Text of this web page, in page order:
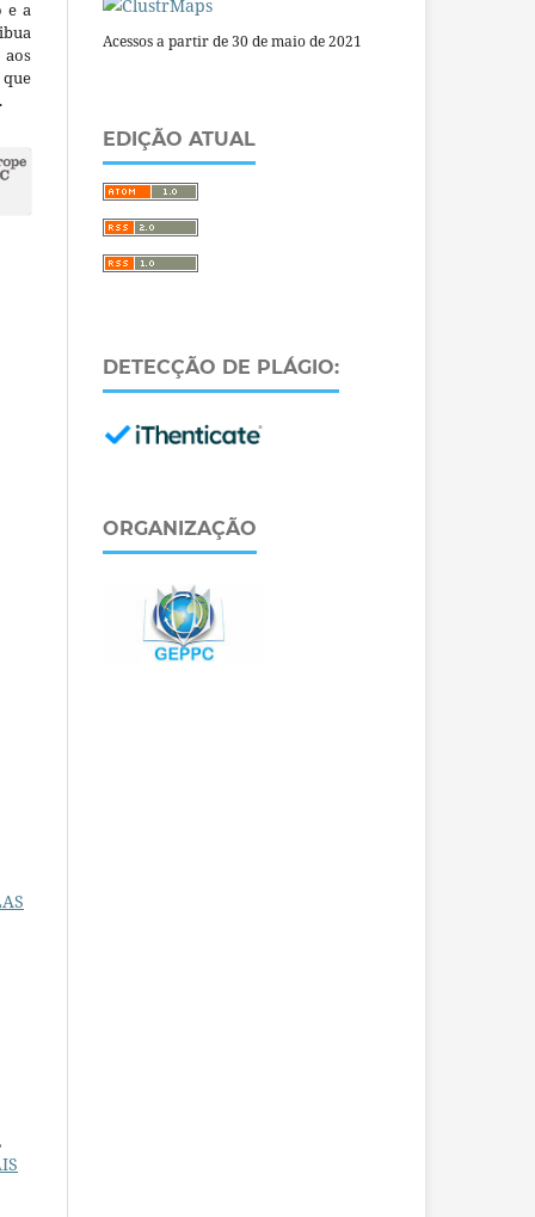
e a
Acessos a partir de 30 de maio de 2021
EDIÇÃO ATUAL
DETECÇÃO DE PLÁGIO:
ORGANIZAÇÃO